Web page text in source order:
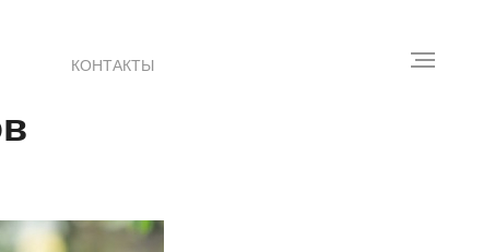
КОНТАКТЫ